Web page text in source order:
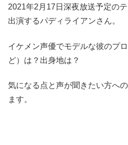
2021年2月17日深夜放送予定の
出演するパディライアンさん。
イケメン声優でモデルな彼のプ
ど）は？出身地は？
気になる点と声が聞きたい方へ
ます。